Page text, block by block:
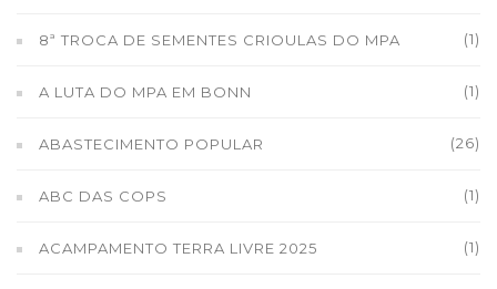
8ª TROCA DE SEMENTES CRIOULAS DO MPA (1)
A LUTA DO MPA EM BONN (1)
ABASTECIMENTO POPULAR (26)
ABC DAS COPS (1)
ACAMPAMENTO TERRA LIVRE 2025 (1)